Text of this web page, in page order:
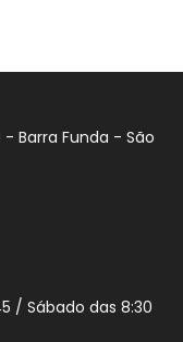
Barra Funda - São
/ Sábado das 8:30